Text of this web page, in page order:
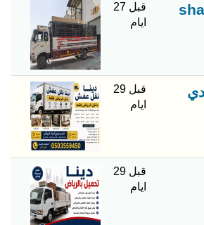
قبل 27
ايام
حي السويدي
قبل 29
ايام
قبل 29
ايام